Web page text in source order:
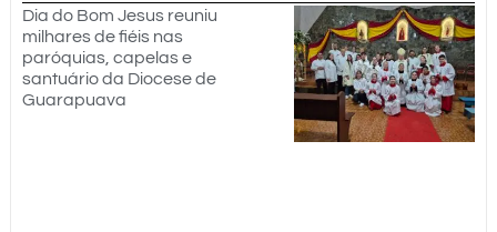
Dia do Bom Jesus reuniu
milhares de fiéis nas
paróquias, capelas e
santuário da Diocese de
Guarapuava